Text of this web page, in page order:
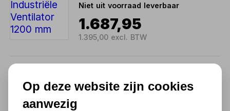
Niet uit voorraad leverbaar
1.687,95
1.395,00 excl. BTW
MM MV900L
Niet uit voorraad leverbaar
Op deze website zijn cookies
aanwezig